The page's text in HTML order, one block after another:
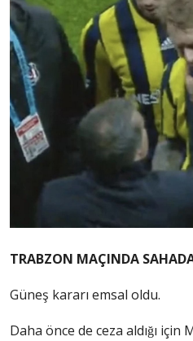
TRABZON MAÇINDA
Güneş kararı emsal oldu.
Daha önce de ceza aldığı için